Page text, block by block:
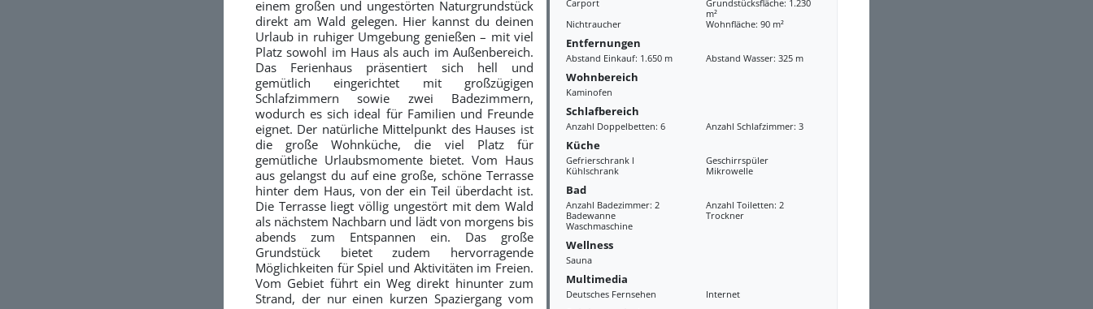
Carport
Grundstücksfläche: 1.230
m²
Nichtraucher
Wohnfläche: 90 m²
Entfernungen
Abstand Einkauf: 1.650 m Abstand Wasser: 325 m
Wohnbereich
Kaminofen
Schlafbereich
Anzahl Doppelbetten: 6 Anzahl Schlafzimmer: 3
Küche
Gefrierschrank l
Geschirrspüler
Kühlschrank
Mikrowelle
Bad
Anzahl Badezimmer: 2
Anzahl Toiletten: 2
Badewanne
Trockner
Waschmaschine
Wellness
Sauna
Multimedia
Deutsches Fernsehen Internet
einem großen und ungestörten Naturgrundstück
direkt am Wald gelegen. Hier kannst du deinen
Urlaub in ruhiger Umgebung genießen – mit viel
Platz sowohl im Haus als auch im Außenbereich.
Das Ferienhaus präsentiert sich hell und
gemütlich eingerichtet mit großzügigen
Schlafzimmern sowie zwei Badezimmern,
wodurch es sich ideal für Familien und Freunde
eignet. Der natürliche Mittelpunkt des Hauses ist
die große Wohnküche, die viel Platz für
gemütliche Urlaubsmomente bietet. Vom Haus
aus gelangst du auf eine große, schöne Terrasse
hinter dem Haus, von der ein Teil überdacht ist.
Die Terrasse liegt völlig ungestört mit dem Wald
als nächstem Nachbarn und lädt von morgens bis
abends zum Entspannen ein. Das große
Grundstück bietet zudem hervorragende
Möglichkeiten für Spiel und Aktivitäten im Freien.
Vom Gebiet führt ein Weg direkt hinunter zum
Strand, der nur einen kurzen Spaziergang vom